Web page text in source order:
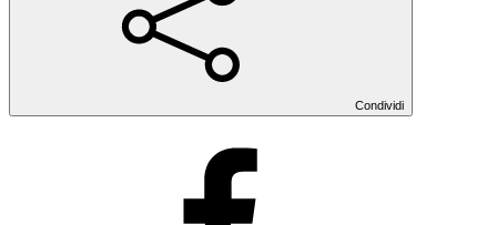
Condividi